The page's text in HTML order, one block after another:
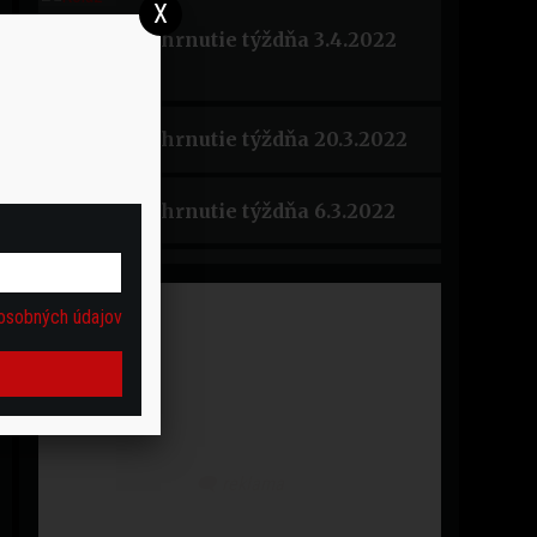
Zhrnutie týždňa 3.4.2022
Zhrnutie týždňa 20.3.2022
Zhrnutie týždňa 6.3.2022
Zhrnutie týždňa 20.2.2022
Zhrnutie týždňa 30.1.2022
údajov